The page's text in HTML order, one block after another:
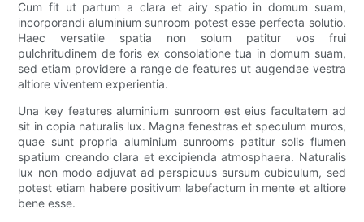
Cum fit ut partum a clara et airy spatio in domum suam,
incorporandi aluminium sunroom potest esse perfecta solutio.
Haec versatile spatia non solum patitur vos frui
pulchritudinem de foris ex consolatione tua in domum suam,
sed etiam providere a range de features ut augendae vestra
altiore viventem experientia.
Una key features aluminium sunroom est eius facultatem ad
sit in copia naturalis lux. Magna fenestras et speculum muros,
quae sunt propria aluminium sunrooms patitur solis flumen
spatium creando clara et excipienda atmosphaera. Naturalis
lux non modo adjuvat ad perspicuus sursum cubiculum, sed
potest etiam habere positivum labefactum in mente et altiore
bene esse.